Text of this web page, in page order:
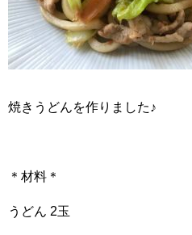
焼きうどんを作りました♪
＊材料＊
うどん 2玉